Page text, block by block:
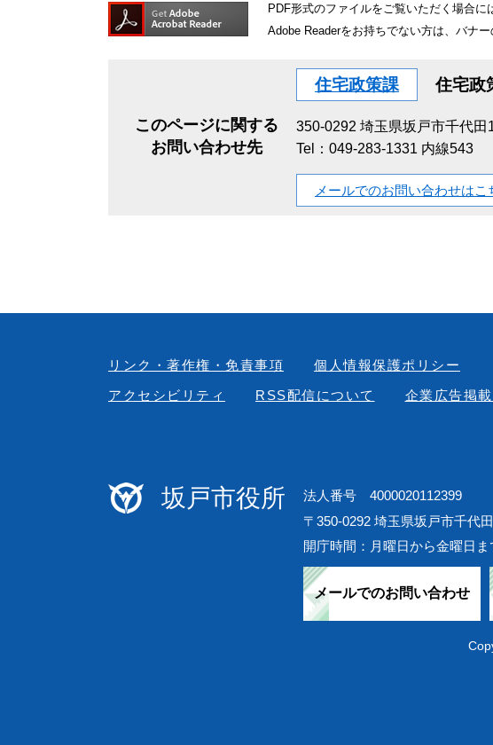
PDF形式のファイルをご覧いただく場合に
Adobe Readerをお持ちでない方は、バナ
このページに関する
お問い合わせ先
住宅政策課 住宅政
350-0292 埼玉県坂戸市千代田
Tel：049-283-1331 内線543
メールでのお問い合わせはこ
リンク・著作権・免責事項
個人情報保護ポリシー
アクセシビリティ
RSS配信について 企業広告掲
坂戸市役所
法人番号 4000020112399
〒350-0292 埼玉県坂戸市千代
開庁時間：月曜日から金曜日
メールでのお問い合わせ